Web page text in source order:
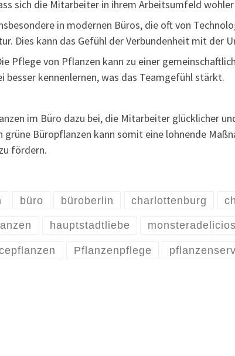
sich die Mitarbeiter in ihrem Arbeitsumfeld
in modernen Büros, die oft von
Dies kann das Gefühl der Verbundenheit mit
Pflege von Pflanzen kann zu einer
besser kennenlernen, was das Teamgefühl stärkt.
im Büro dazu bei, die Mitarbeiter glücklicher
Büropflanzen kann somit eine lohnende
fördern.
büro büroberlin charlottenburg
hauptstadtliebe
Pflanzenpflege